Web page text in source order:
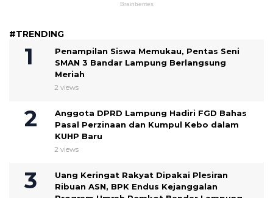
#TRENDING
Penampilan Siswa Memukau, Pentas Seni
SMAN 3 Bandar Lampung Berlangsung
Meriah
2 views
Anggota DPRD Lampung Hadiri FGD Bahas
Pasal Perzinaan dan Kumpul Kebo dalam
KUHP Baru
2 views
Uang Keringat Rakyat Dipakai Plesiran
Ribuan ASN, BPK Endus Kejanggalan